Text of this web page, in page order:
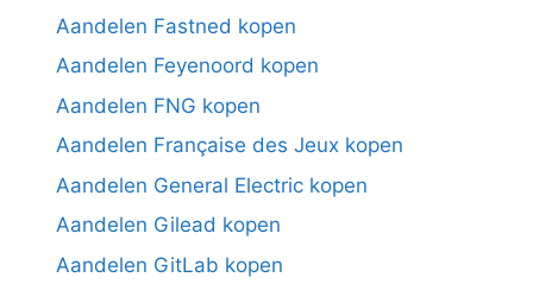
Aandelen Fastned kopen
Aandelen Feyenoord kopen
Aandelen FNG kopen
Aandelen Française des Jeux kopen
Aandelen General Electric kopen
Aandelen Gilead kopen
Aandelen GitLab kopen